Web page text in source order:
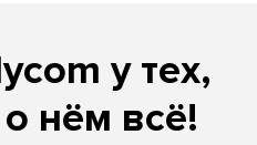
у тех,
о нём всё!